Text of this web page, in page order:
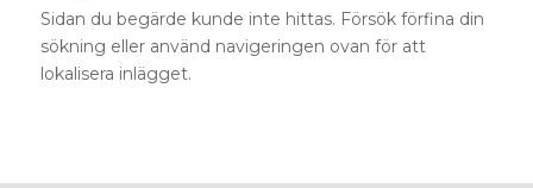
Sidan du begärde kunde inte hittas. Försök förfina din
sökning eller använd navigeringen ovan för att
lokalisera inlägget.